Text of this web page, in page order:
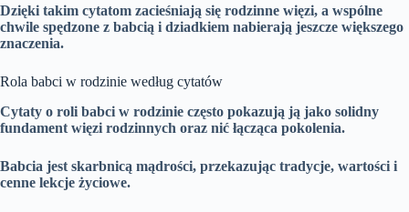
Dzięki takim cytatom zacieśniają się rodzinne więzi, a wspólne
chwile spędzone z babcią i dziadkiem nabierają jeszcze większego
znaczenia.
Rola babci w rodzinie według cytatów
Cytaty o roli babci w rodzinie często pokazują ją jako solidny
fundament więzi rodzinnych oraz nić łącząca pokolenia.
Babcia jest skarbnicą mądrości, przekazując tradycje, wartości i
cenne lekcje życiowe.